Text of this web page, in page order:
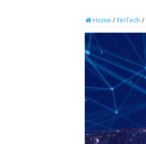
Home /FinTech /